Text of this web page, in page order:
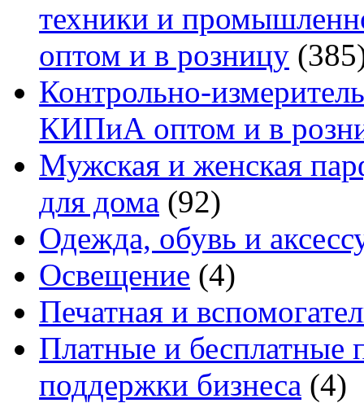
техники и
оптом и в розницу
Контрольно-
КИПиА оптом и в
Мужская и женская
для дома (92)
Одежда, обувь и
Освещение (4)
Печатная и
Платные и бесплатные
поддержки бизнеса (4)